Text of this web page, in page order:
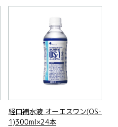
経口補水液 オーエスワン(OS-
1)300ml×24本